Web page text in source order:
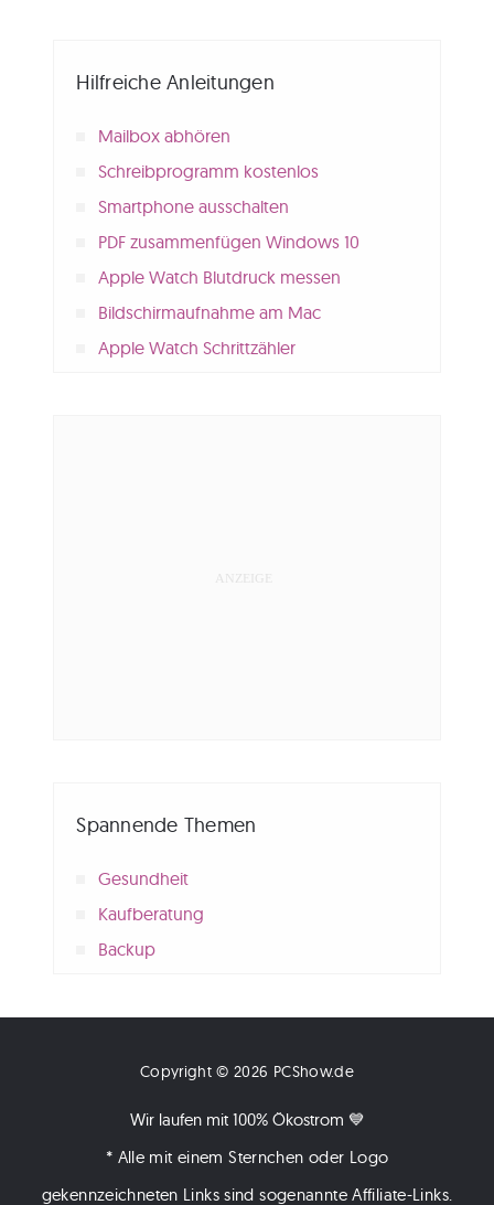
Hilfreiche Anleitungen
Mailbox abhören
Schreibprogramm kostenlos
Smartphone ausschalten
PDF zusammenfügen Windows 10
Apple Watch Blutdruck messen
Bildschirmaufnahme am Mac
Apple Watch Schrittzähler
Spannende Themen
Gesundheit
Kaufberatung
Backup
Copyright © 2026 PCShow.de
Wir laufen mit 100% Ökostrom 💙
* Alle mit einem Sternchen oder Logo
gekennzeichneten Links sind sogenannte Affiliate-Links.